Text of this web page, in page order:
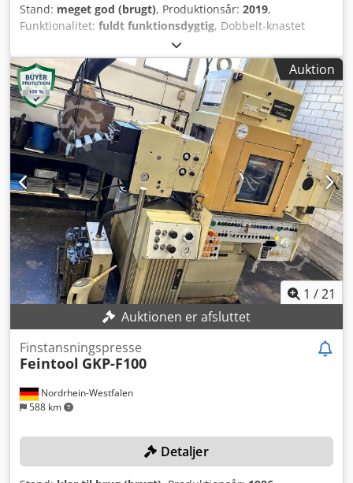
Stand: meget god (brugt), Produktionsår: 2019,
Funktionalitet: fuldt funktionsdygtig, Dobbelt-knastet
mekanisk presse med solid ramme-konstruktion. Cjdpfx
Amjy Twk Tsvjha Prod.: SIMPAC INC. Sydkorea – 2019. 3-i-1
fremføringslinje TAE IN TECH TNCL-5042 med opruller.
Trykkraft: 300 ton. Maks. trykpunkt (R.T.P.): 6,0 mm før
nederste dødpunkt. Slag af glideblok: 250 mm.
Arbejdshastighed: 22 – 45 slag/minut (trinløs justering
med frekvensomformer). Maks. matricehøjde: 650 mm.
Glideblokjustering: 120 mm. Arbejdsbord: 2650 x 1100 mm,
tykkelse 200 mm. Glideblok: 2350 x 1000 mm. Lufttryk: 5
bar. Dimensioner (L x B x H): 3600 x 2800 x 4650 mm.
Maskinvægt: 50.000 kg. Motorydelse: 37 kW. Samlet
linjevægt: ca. 56 t. Samlet effektbehov for linjen: ca. 55–60
kW.
Auktion
1 /21
Auktionen er afsluttet
Nordrhein-Westfalen
588 km
Finstansningspresse
Feintool GKP-F100
Detaljer